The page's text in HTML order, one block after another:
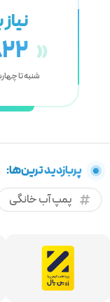
»
شنبه تا
پربازدید ترین‌ها:
پمپ آب خانگی